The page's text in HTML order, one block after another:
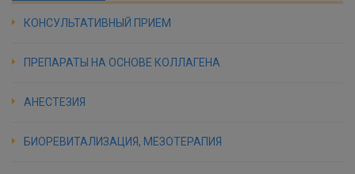
КОНСУЛЬТАТИВНЫЙ ПРИЕМ
ПРЕПАРАТЫ НА ОСНОВЕ КОЛЛАГЕНА
АНЕСТЕЗИЯ
БИОРЕВИТАЛИЗАЦИЯ, МЕЗОТЕРАПИЯ